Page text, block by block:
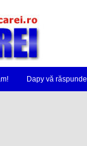
Dapy vă răspunde